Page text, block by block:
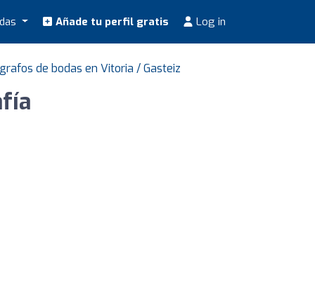
Añade tu perfil gratis Log in
de bodas en Vitoria / Gasteiz